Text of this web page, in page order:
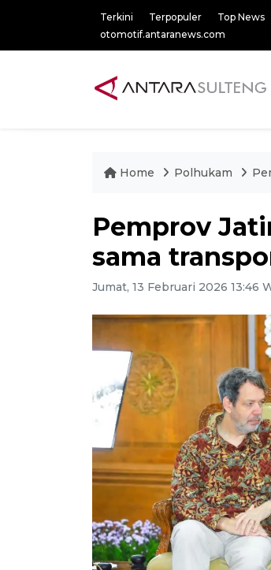
Terkini Terpopuler Top News
otomotif.antaranews.com
Home Polhukam
Pemprov
sama
Jumat, 13 Februari 2026 13:46